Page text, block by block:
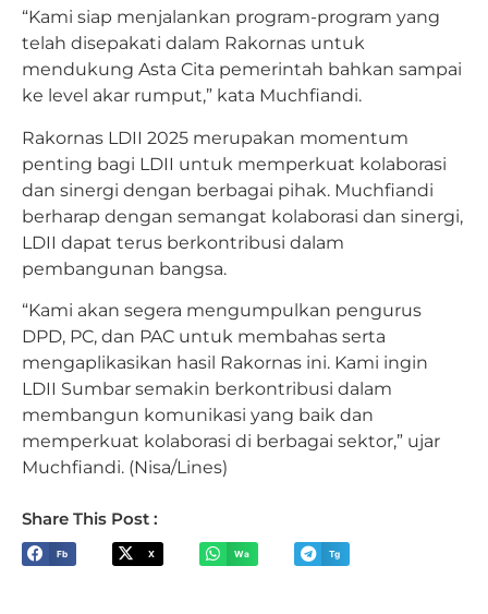
“Kami siap menjalankan program-program yang
telah disepakati dalam Rakornas untuk
mendukung Asta Cita pemerintah bahkan sampai
ke level akar rumput,” kata Muchfiandi.
Rakornas LDII 2025 merupakan momentum
penting bagi LDII untuk memperkuat kolaborasi
dan sinergi dengan berbagai pihak. Muchfiandi
berharap dengan semangat kolaborasi dan sinergi,
LDII dapat terus berkontribusi dalam
pembangunan bangsa.
“Kami akan segera mengumpulkan pengurus
DPD, PC, dan PAC untuk membahas serta
mengaplikasikan hasil Rakornas ini. Kami ingin
LDII Sumbar semakin berkontribusi dalam
membangun komunikasi yang baik dan
memperkuat kolaborasi di berbagai sektor,” ujar
Muchfiandi. (Nisa/Lines)
Share This Post :
Fb X Wa Tg